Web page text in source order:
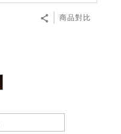
商品對比